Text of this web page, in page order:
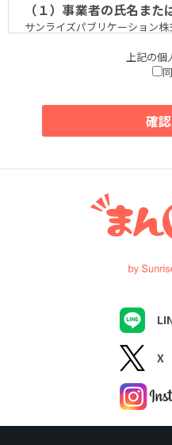
（１）事業者の氏名また
サンライズパブリケーション株
（２）個人情報保護管理
（３）個人情報の利用目
ご入力いただいた個人情報は
1.会員登録時
会員登録
2.商品ご購入前後
資料、サンプルの送付
お問い合わせへの対応
商品およびサービスの発
商品、サービス、催し物の
（４）個人情報の第三者
取得した個人情報を第三者に
（５）個人情報の取扱い
取得した個人情報の取扱いの
ります。委託に際しては、個
います。
上記の個
X